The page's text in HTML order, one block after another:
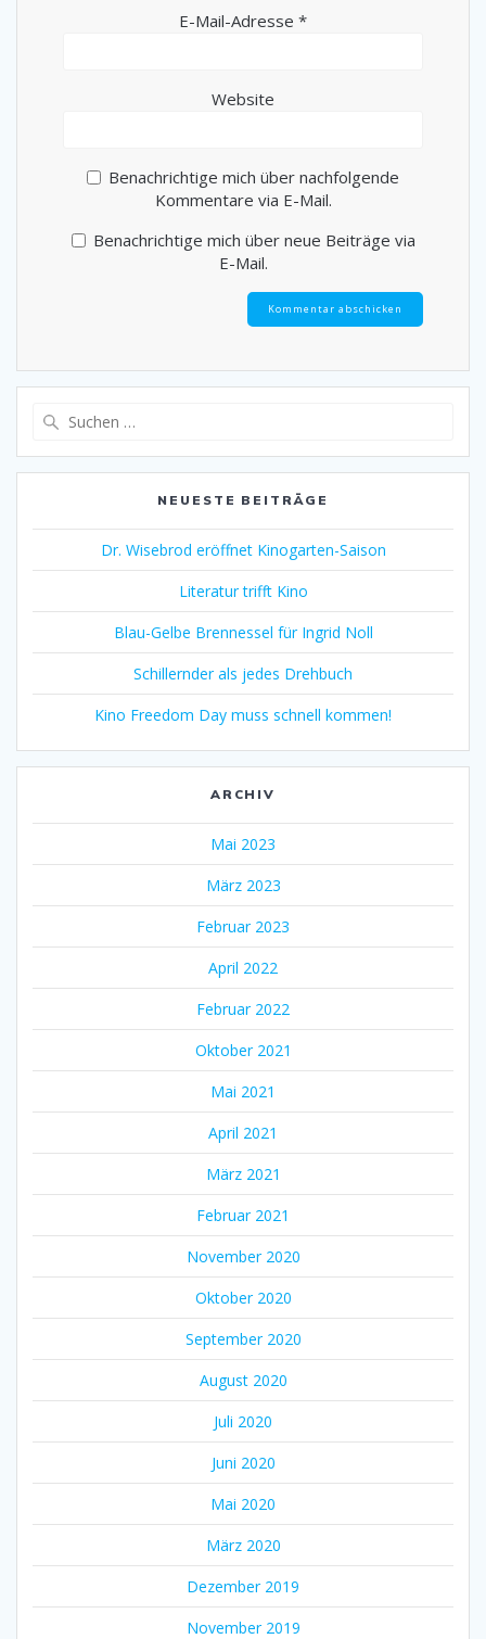
E-Mail-Adresse *
Website
Benachrichtige mich über nachfolgende
Kommentare via E-Mail.
Benachrichtige mich über neue Beiträge via
E-Mail.
NEUESTE BEITRÄGE
Dr. Wisebrod eröffnet Kinogarten-Saison
Literatur trifft Kino
Blau-Gelbe Brennessel für Ingrid Noll
Schillernder als jedes Drehbuch
Kino Freedom Day muss schnell kommen!
ARCHIV
Mai 2023
März 2023
Februar 2023
April 2022
Februar 2022
Oktober 2021
Mai 2021
April 2021
März 2021
Februar 2021
November 2020
Oktober 2020
September 2020
August 2020
Juli 2020
Juni 2020
Mai 2020
März 2020
Dezember 2019
November 2019